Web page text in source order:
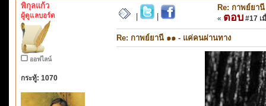
พิกุลแก้ว
ผู้ดูแลบอร์ด
ออฟไลน์
กระทู้: 1070
Re: กาพย์ยา
« ตอบ #17 เ
Re: กาพย์ยานี ๑๑ - แค่คนผ่านทาง